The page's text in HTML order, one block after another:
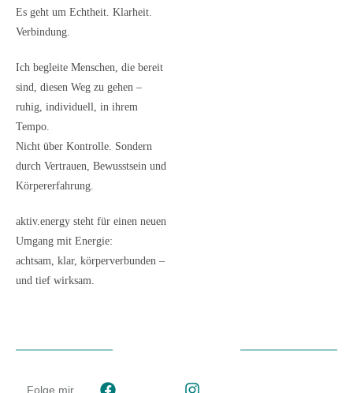
Es geht um Echtheit. Klarheit.
Verbindung.
Ich begleite Menschen, die bereit
sind, diesen Weg zu gehen –
ruhig, individuell, in ihrem
Tempo.
Nicht über Kontrolle. Sondern
durch Vertrauen, Bewusstsein und
Körpererfahrung.
aktiv.energy steht für einen neuen
Umgang mit Energie:
achtsam, klar, körperverbunden –
und tief wirksam.
Folge mir